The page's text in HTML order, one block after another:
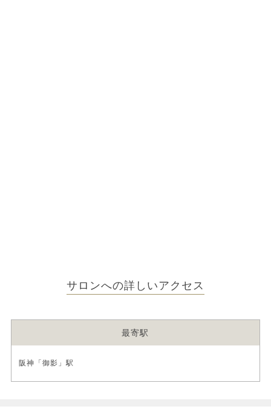
サロンへの詳しいアクセス
最寄駅
阪神「御影」駅